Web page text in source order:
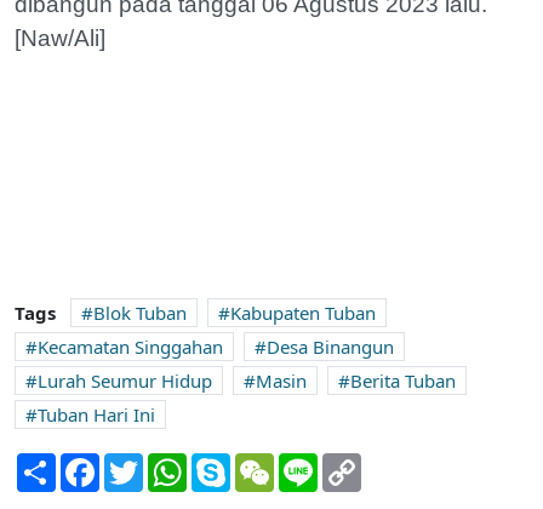
[Naw/Ali]
Tags Blok Tuban
Kabupaten Tuban
Kecamatan Singgahan
Desa Binangun
Lurah Seumur Hidup
Masin
Berita Tuban
Tuban Hari Ini
Share Facebook
TwitterWhatsApp
SkypeWeChatLine